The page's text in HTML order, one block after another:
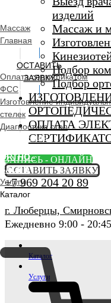
салон
изделий
Массаж и
Подбор
Подбор
ОПЛАТА
ЗАПИСЬ - ОНЛАЙН
ОСТАВИТЬ ЗАЯВКУ
+7 969 204 20 89
г. Люберцы,
Ежедневно 9:00 - 20:45
Каталог
Услуги
Массаж
Главная
ОСТАВИТЬ
ЗАЯВКУ
Оплата сертификатом
ФСС
Изготовление
стелек
Диагностика стоп
Ортопедический
ORTHO -
SALON
Услуги
Каталог